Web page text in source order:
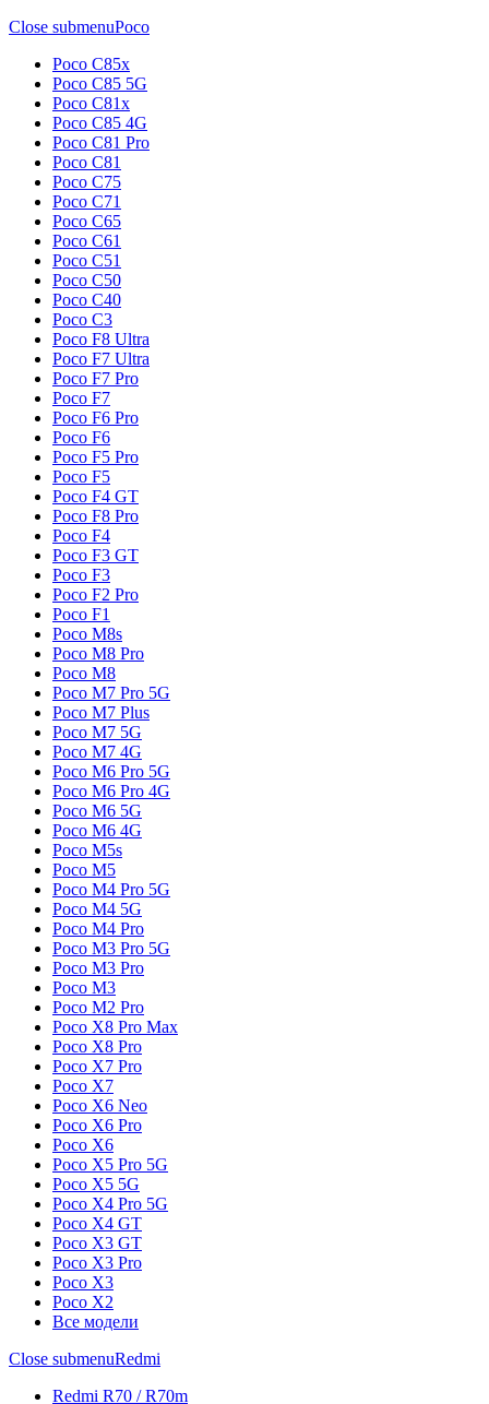
Close submenuPoco
Poco C85x
Poco C85 5G
Poco C81x
Poco C85 4G
Poco C81 Pro
Poco C81
Poco C75
Poco C71
Poco C65
Poco C61
Poco C51
Poco C50
Poco C40
Poco C3
Poco F8 Ultra
Poco F7 Ultra
Poco F7 Pro
Poco F7
Poco F6 Pro
Poco F6
Poco F5 Pro
Poco F5
Poco F4 GT
Poco F8 Pro
Poco F4
Poco F3 GT
Poco F3
Poco F2 Pro
Poco F1
Poco M8s
Poco M8 Pro
Poco M8
Poco M7 Pro 5G
Poco M7 Plus
Poco M7 5G
Poco M7 4G
Poco M6 Pro 5G
Poco M6 Pro 4G
Poco M6 5G
Poco M6 4G
Poco M5s
Poco M5
Poco M4 Pro 5G
Poco M4 5G
Poco M4 Pro
Poco M3 Pro 5G
Poco M3 Pro
Poco M3
Poco M2 Pro
Poco X8 Pro Max
Poco X8 Pro
Poco X7 Pro
Poco X7
Poco X6 Neo
Poco X6 Pro
Poco X6
Poco X5 Pro 5G
Poco X5 5G
Poco X4 Pro 5G
Poco X4 GT
Poco X3 GT
Poco X3 Pro
Poco X3
Poco X2
Все модели
Close submenuRedmi
Redmi R70 / R70m